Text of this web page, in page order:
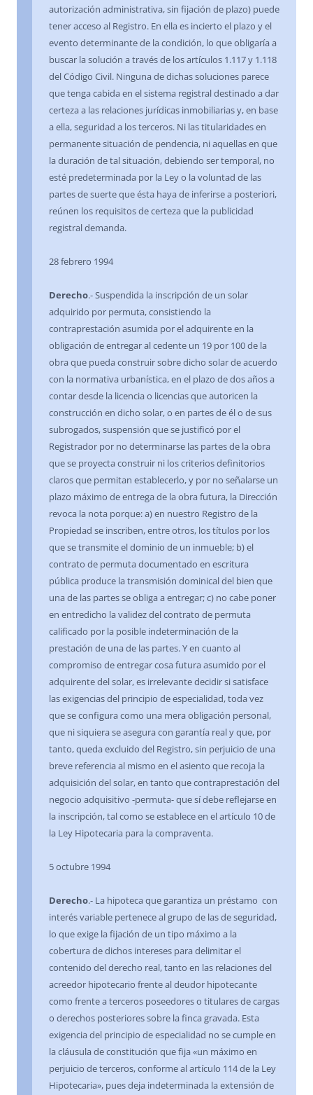
autorización administrativa, sin fijación de plazo) puede
tener acceso al Registro. En ella es incierto el plazo y el
evento determinante de la condición, lo que obligaría a
buscar la solución a través de los artículos 1.117 y 1.118
del Código Civil. Ninguna de dichas soluciones parece
que tenga cabida en el sistema registral destinado a dar
certeza a las relaciones jurídicas inmobiliarias y, en base
a ella, seguridad a los terceros. Ni las titularidades en
permanente situación de pendencia, ni aquellas en que
la duración de tal situación, debiendo ser temporal, no
esté predeterminada por la Ley o la voluntad de las
partes de suerte que ésta haya de inferirse a posteriori,
reúnen los requisitos de certeza que la publicidad
registral demanda.
28 febrero 1994
Derecho.- Suspendida la inscripción de un solar
adquirido por permuta, consistiendo la
contraprestación asumida por el adquirente en la
obligación de entregar al cedente un 19 por 100 de la
obra que pueda construir sobre dicho solar de acuerdo
con la normativa urbanística, en el plazo de dos años a
contar desde la licencia o licencias que autoricen la
construcción en dicho solar, o en partes de él o de sus
subrogados, suspensión que se justificó por el
Registrador por no determinarse las partes de la obra
que se proyecta construir ni los criterios definitorios
claros que permitan establecerlo, y por no señalarse un
plazo máximo de entrega de la obra futura, la Dirección
revoca la nota porque: a) en nuestro Registro de la
Propiedad se inscriben, entre otros, los títulos por los
que se transmite el dominio de un inmueble; b) el
contrato de permuta documentado en escritura
pública produce la transmisión dominical del bien que
una de las partes se obliga a entregar; c) no cabe poner
en entredicho la validez del contrato de permuta
calificado por la posible indeterminación de la
prestación de una de las partes. Y en cuanto al
compromiso de entregar cosa futura asumido por el
adquirente del solar, es irrelevante decidir si satisface
las exigencias del principio de especialidad, toda vez
que se configura como una mera obligación personal,
que ni siquiera se asegura con garantía real y que, por
tanto, queda excluido del Registro, sin perjuicio de una
breve referencia al mismo en el asiento que recoja la
adquisición del solar, en tanto que contraprestación del
negocio adquisitivo -permuta- que sí debe reflejarse en
la inscripción, tal como se establece en el artículo 10 de
la Ley Hipotecaria para la compraventa.
5 octubre 1994
Derecho.- La hipoteca que garantiza un préstamo con
interés variable pertenece al grupo de las de seguridad,
lo que exige la fijación de un tipo máximo a la
cobertura de dichos intereses para delimitar el
contenido del derecho real, tanto en las relaciones del
acreedor hipotecario frente al deudor hipotecante
como frente a terceros poseedores o titulares de cargas
o derechos posteriores sobre la finca gravada. Esta
exigencia del principio de especialidad no se cumple en
la cláusula de constitución que fija «un máximo en
perjuicio de terceros, conforme al artículo 114 de la Ley
Hipotecaria», pues deja indeterminada la extensión de